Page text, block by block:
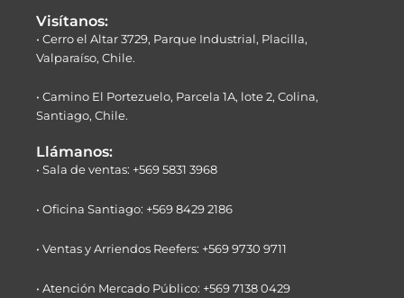
Visítanos:
• Cerro el Altar 3729, Parque Industrial, Placilla,
Valparaíso, Chile.
• Camino El Portezuelo, Parcela 1A, lote 2, Colina,
Santiago, Chile.
Llámanos:
• Sala de ventas: +569 5831 3968
• Oficina Santiago: +569 8429 2186
• Ventas y Arriendos Reefers: +569 9730 9711
• Atención Mercado Público: +569 7138 0429